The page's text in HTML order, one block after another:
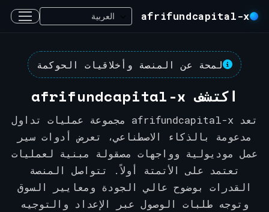
afrifundcapital-x
لمحة عن المنصة وأخلاقيات الحوكمة
اكتشف afrifundcapital-x
تعد afrifundcapital-x مجموعة عمليات تداول
مدعومة بالذكاء الاصطناعي، تعرض أدوات سير
عمل موديولية وواجهات مصقولة مبنية لعمليات
تعتمد على الأتمتة أولاً. تتواصل المنصة
القدرات بوضوح عالي الجودة ومعايير السوق
وتوجه طلبات الوصول عبر الإعداد والتوجيه